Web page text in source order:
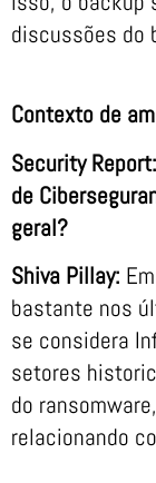
discussões do
Contexto de
Security
de
geral?
Shiva Pillay:
bastante nos
se considera
setores
do
relacionando